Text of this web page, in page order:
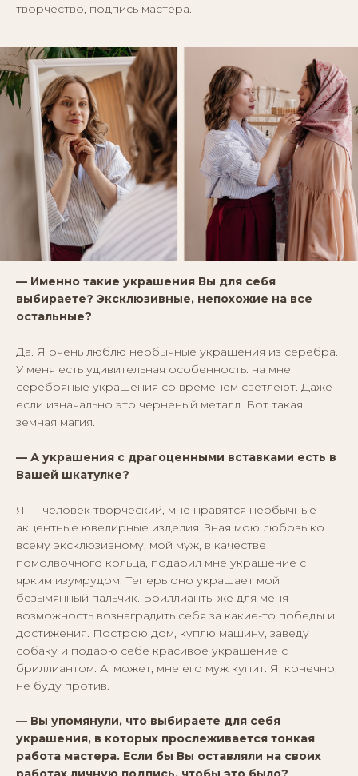
творчество, подпись мастера.
— Именно такие украшения Вы для себя
выбираете? Эксклюзивные, непохожие на все
остальные?
Да. Я очень люблю необычные украшения из серебра.
У меня есть удивительная особенность: на мне
серебряные украшения со временем светлеют. Даже
если изначально это черненый металл. Вот такая
земная магия.
— А украшения с драгоценными вставками есть в
Вашей шкатулке?
Я — человек творческий, мне нравятся необычные
акцентные ювелирные изделия. Зная мою любовь ко
всему эксклюзивному, мой муж, в качестве
помолвочного кольца, подарил мне украшение с
ярким изумрудом. Теперь оно украшает мой
безымянный пальчик. Бриллианты же для меня —
возможность вознаградить себя за какие-то победы и
достижения. Построю дом, куплю машину, заведу
собаку и подарю себе красивое украшение с
бриллиантом. А, может, мне его муж купит. Я, конечно,
не буду против.
— Вы упомянули, что выбираете для себя
украшения, в которых прослеживается тонкая
работа мастера. Если бы Вы оставляли на своих